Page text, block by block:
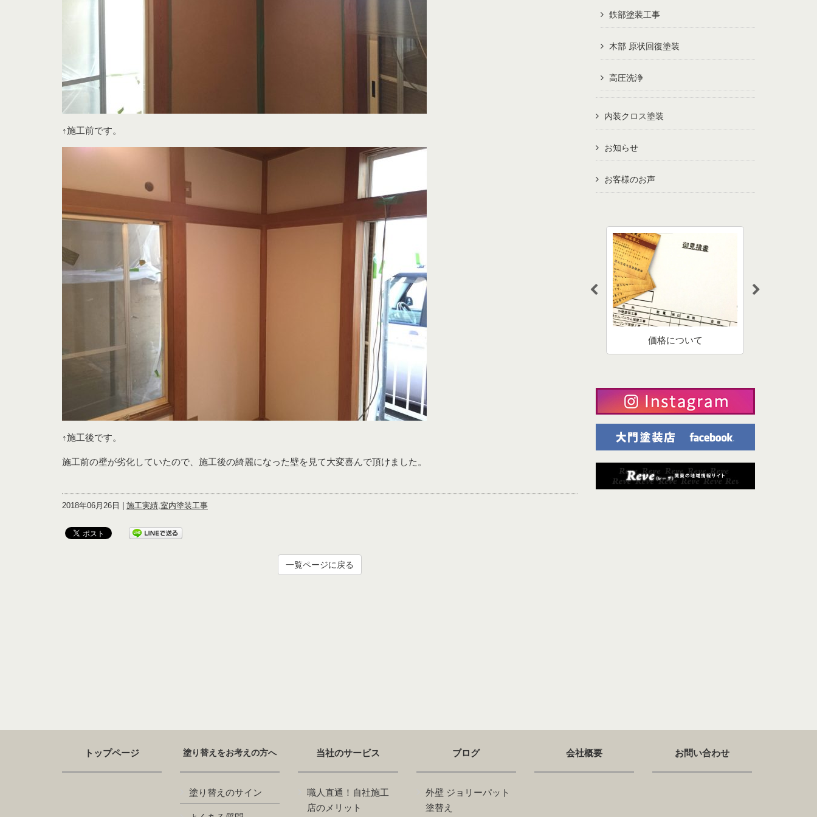
↑施工前です。
↑施工後です。
施工前の壁が劣化していたので、施工後の綺麗になった壁を見て大変喜んで頂けました。
2018年06月26日 | 施工実績,室内塗装工事
一覧ページに戻る
鉄部塗装工事
木部 原状回復塗装
高圧洗浄
内装クロス塗装
お知らせ
お客様のお声
店舗塗装 価格について
トップページ 塗り替えをお考えの方へ
塗り替えのサイン
当社のサービス
職人直通！自社施工
店のメリット
ブログ
外壁 ジョリーパット
塗替え
会社概要 お問い合わせ